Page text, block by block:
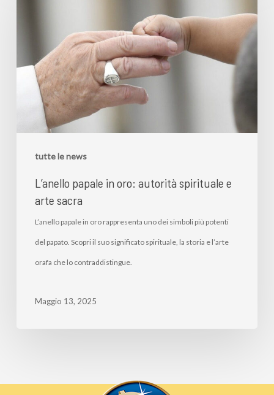
tutte le news
L’anello papale in oro: autorità spirituale e
arte sacra
L’anello papale in oro rappresenta uno dei simboli più potenti
del papato. Scopri il suo significato spirituale, la storia e l’arte
orafa che lo contraddistingue.
Maggio 13, 2025